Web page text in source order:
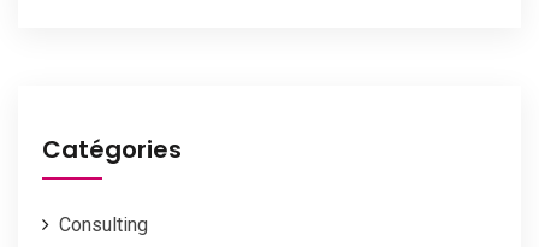
Catégories
Consulting